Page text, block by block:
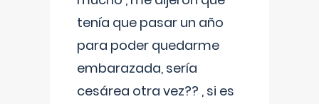
tenía que pasar un año
para poder quedarme
embarazada, sería
cesárea otra vez?? , si es